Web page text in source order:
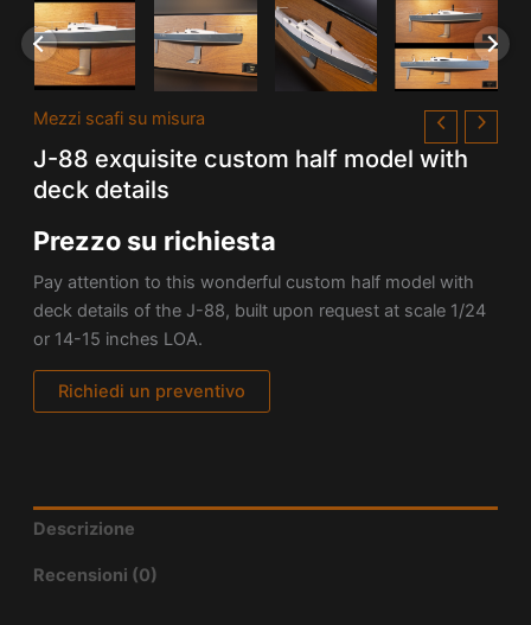
Mezzi scafi su misura
J-88 exquisite custom half model with
deck details
Prezzo su richiesta
Pay attention to this wonderful custom half model with
deck details of the J-88, built upon request at scale 1/24
or 14-15 inches LOA.
Richiedi un preventivo
Descrizione
Recensioni (0)